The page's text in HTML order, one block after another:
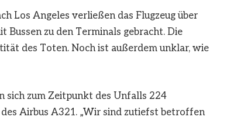
Los Angeles verließen das Flugzeug über
zu den Terminals gebracht. Die
des Toten. Noch ist außerdem unklar, wie
sich zum Zeitpunkt des Unfalls 224
Airbus A321. „Wir sind zutiefst betroffen